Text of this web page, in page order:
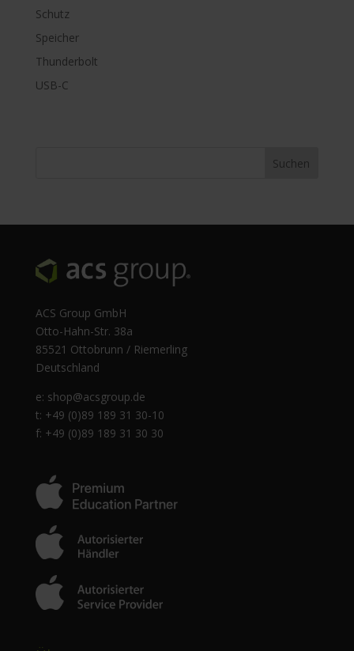
Schutz
Speicher
Thunderbolt
USB-C
ACS Group GmbH
Otto-Hahn-Str. 38a
85521 Ottobrunn / Riemerling
Deutschland
e: shop@acsgroup.de
t: +49 (0)89 189 31 30-10
f: +49 (0)89 189 31 30 30